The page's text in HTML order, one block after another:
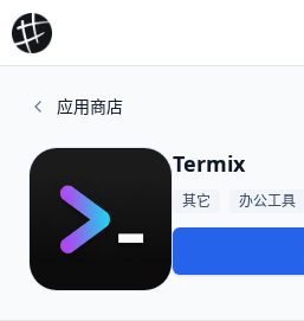
应用商店
Termix
其它 办公工具